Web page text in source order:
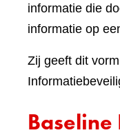
informatie die
informatie op
Zij geeft dit